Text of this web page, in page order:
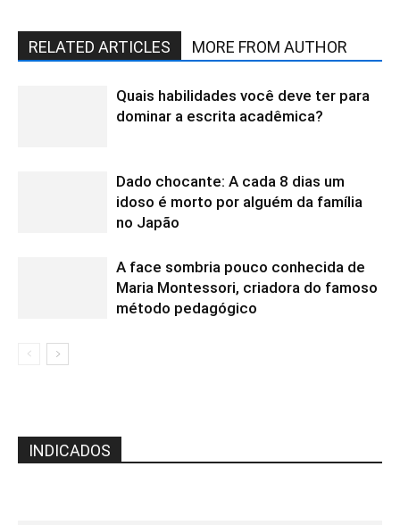
RELATED ARTICLES MORE FROM AUTHOR
Quais habilidades você deve ter para
dominar a escrita acadêmica?
Dado chocante: A cada 8 dias um
idoso é morto por alguém da família
no Japão
A face sombria pouco conhecida de
Maria Montessori, criadora do famoso
método pedagógico
INDICADOS